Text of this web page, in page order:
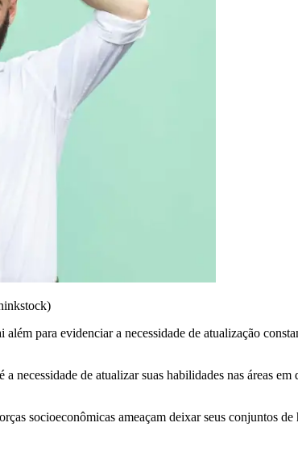
além para evidenciar a necessidade de atualização
necessidade de atualizar suas habilidades nas áreas
socioeconômicas ameaçam deixar seus conjuntos